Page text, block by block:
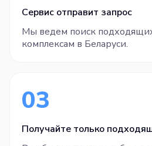
Сервис отправит запрос
Мы ведем поиск
комплексам в Беларуси.
03
Получайте только